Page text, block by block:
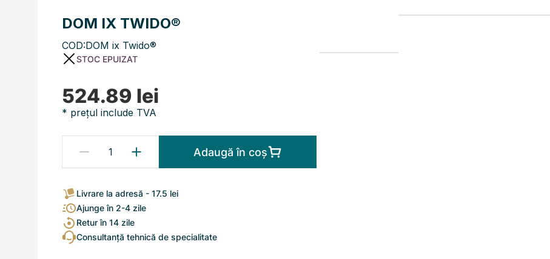
DOM IX TWIDO®
COD:DOM ix Twido®
STOC EPUIZAT
524.89 lei
* prețul include TVA
Adaugă în coș
Livrare la adresă - 17.5 lei
Ajunge în 2-4 zile
Retur în 14 zile
Consultanță tehnică de specialitate